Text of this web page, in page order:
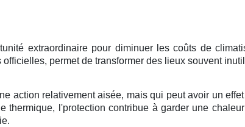
extraordinairepour diminuerlescoûts de
officielles, permet de transformer des lieux souvent
action relativementaisée, mais qui peut avoir un effet
thermique, l'protection contribue à garderune chaleur
.